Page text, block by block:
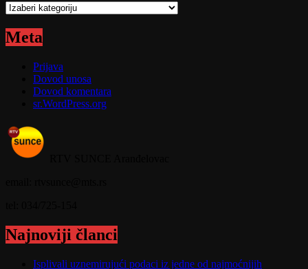
Kategorije
Meta
Prijava
Dovod unosa
Dovod komentara
sr.WordPress.org
Najnoviji članci
Isplivali uznemirujući podaci iz jedne od najmoćnijih